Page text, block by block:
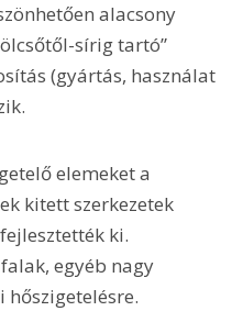
alacsony
sírig tartó”
(gyártás, használat
elemeket a
kitett szerkezetek
ki.
egyéb nagy
hőszigetelésre.